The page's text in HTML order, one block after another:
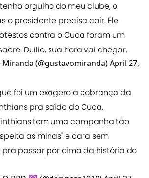
orgulho do meu clube, o
o presidente precisa cair. Ele
contra o Cuca foram um
Duilio, sua hora vai chegar.
(@gustavomiranda)April 27,
foi um exagero a cobrança da
pra saída do Cuca,
tem uma campanha tão
as minas" e cara sem
passar por cima da história do